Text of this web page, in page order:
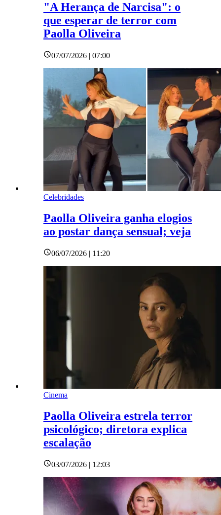
"A Herança de Narcisa": o
que esperar de terror com
Paolla Oliveira
07/07/2026 | 07:00
Celebridades
Paolla Oliveira ganha elogios
ao postar dança sensual; veja
06/07/2026 | 11:20
Cinema
Paolla Oliveira estrela terror
psicológico; diretora explica
escalação
03/07/2026 | 12:03